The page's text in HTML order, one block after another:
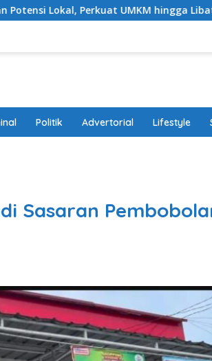
UMKM hingga Libatkan Pemuda
Politik Advertorial Lifestyle
Sasaran